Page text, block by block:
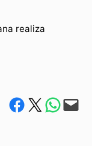
realiza
Compartilhe no Facebook
Compartilhe no Twitter
Compartile via
Envie via e-mail